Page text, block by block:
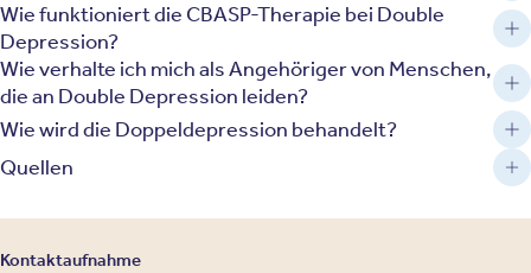
Wie funktioniert die CBASP-Therapie bei Double
Depression?
Wie verhalte ich mich als Angehöriger von Menschen,
die an Double Depression leiden?
Wie wird die Doppeldepression behandelt?
Quellen
Kontaktaufnahme